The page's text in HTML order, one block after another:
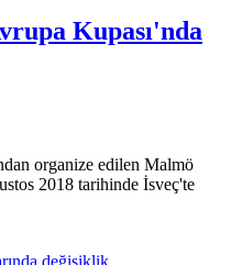
Kupası'nda
organize edilen Malmö
2018 tarihinde İsveç'te